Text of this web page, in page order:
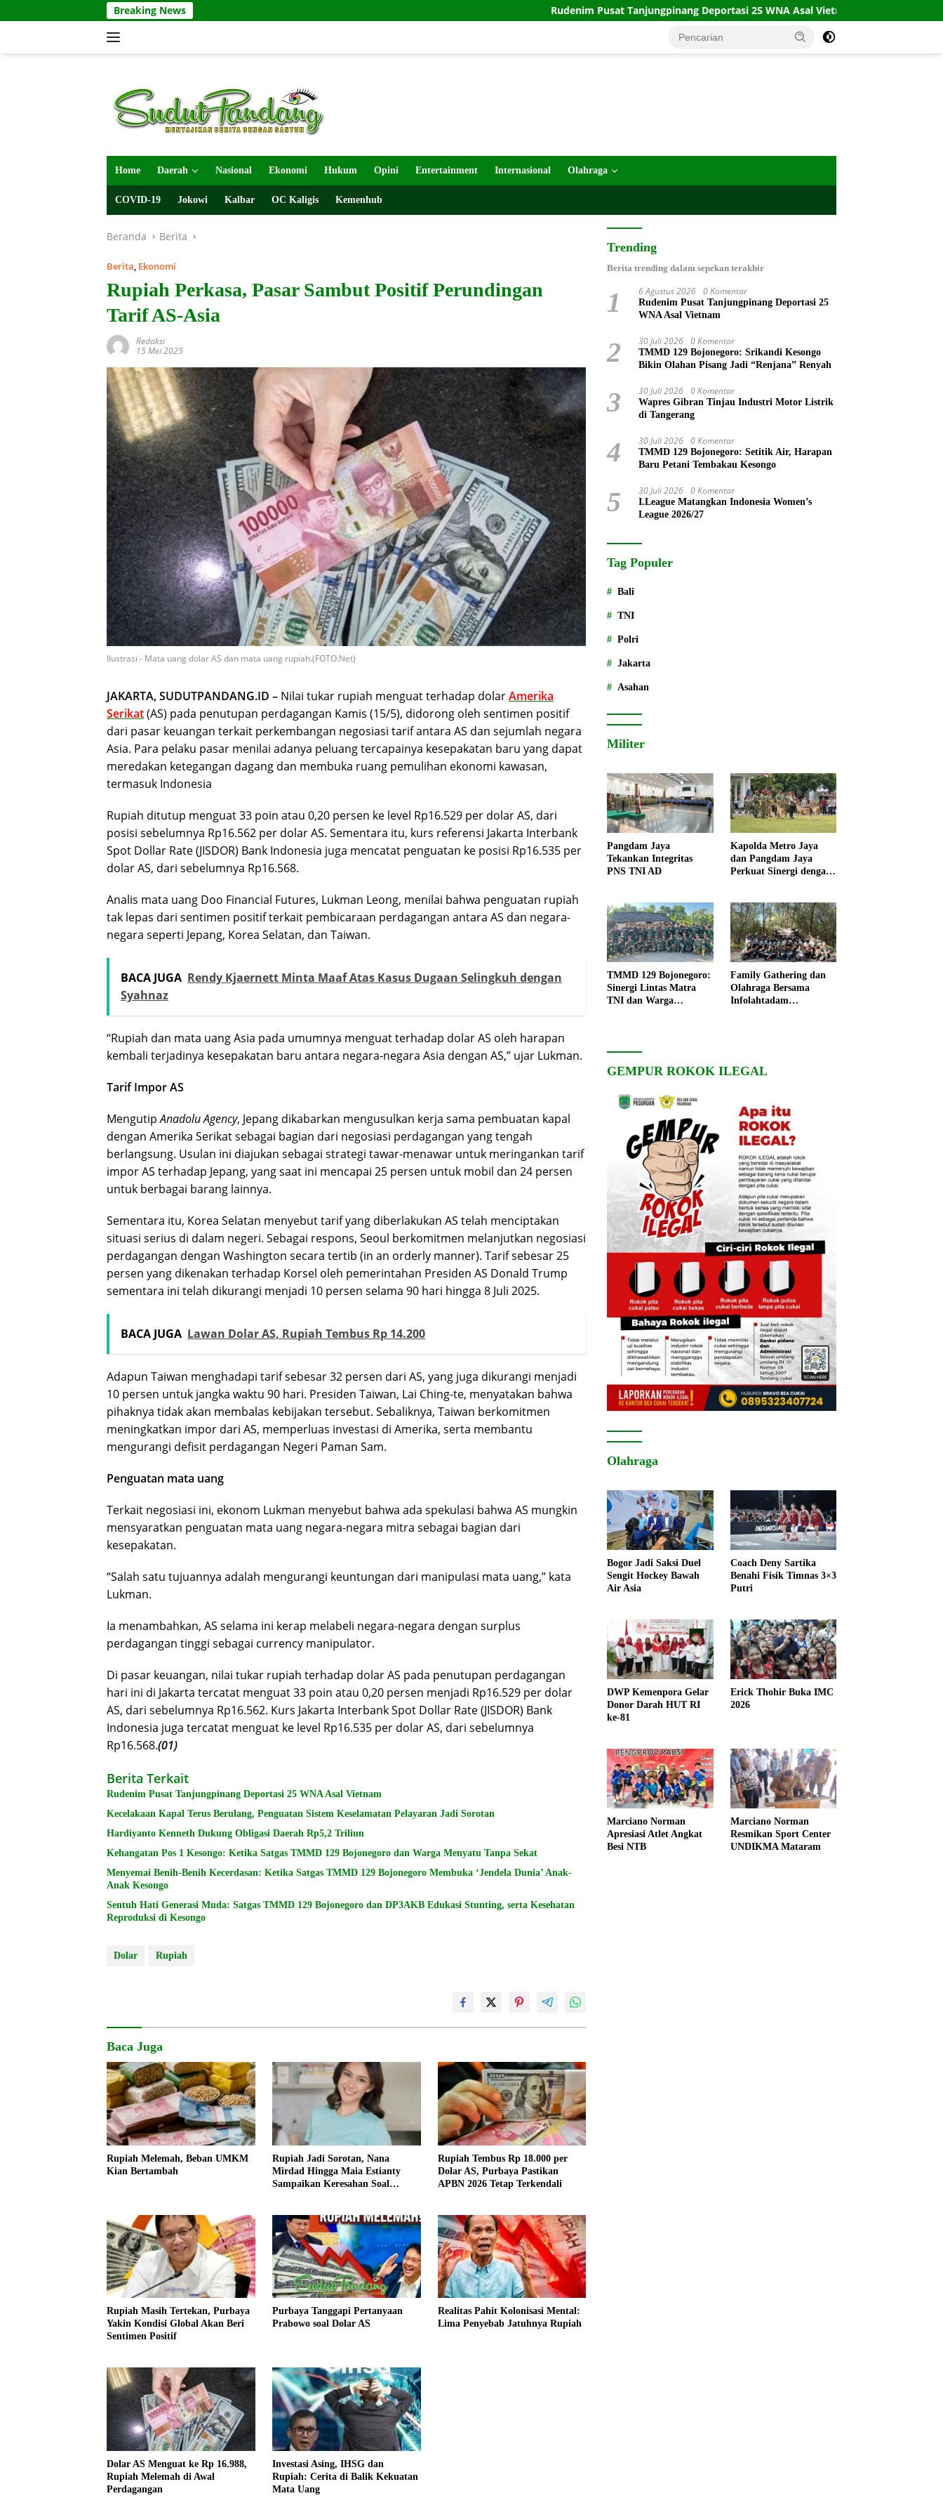
ke
Breaking News Rudenim Pusat Tanjungpinang Deportasi 25 WNA Asal Vietnam Kecelakaan Kapal Terus
Home Daerah Nasional Ekonomi Hukum Opini Entertainment Internasional Olahraga
COVID-19 Jokowi Kalbar OC Kaligis Kemenhub
Beranda Berita
Berita, Ekonomi
Rupiah Perkasa, Pasar Sambut Positif Perundingan
Tarif AS-Asia
Redaksi
15 Mei 2025
Ilustrasi - Mata uang dolar AS dan mata uang rupiah.(FOTO:Net)
JAKARTA, SUDUTPANDANG.ID – Nilai tukar rupiah menguat terhadap dolarAmerika
Serikat(AS) pada penutupan perdagangan Kamis (15/5), didorong oleh sentimen positif
dari pasar keuangan terkait perkembangan negosiasi tarif antara AS dan sejumlah negara
Asia. Para pelaku pasar menilai adanya peluang tercapainya kesepakatan baru yang dapat
meredakan ketegangan dagang dan membuka ruang pemulihan ekonomi kawasan,
termasuk Indonesia
Rupiah ditutup menguat 33 poin atau 0,20 persen ke level Rp16.529 per dolar AS, dari
posisi sebelumnya Rp16.562 per dolar AS. Sementara itu, kurs referensi Jakarta Interbank
Spot Dollar Rate (JISDOR) Bank Indonesia juga mencatat penguatan ke posisi Rp16.535 per
dolar AS, dari sebelumnya Rp16.568.
Analis mata uang Doo Financial Futures, Lukman Leong, menilai bahwa penguatan rupiah
tak lepas dari sentimen positif terkait pembicaraan perdagangan antara AS dan negara-
negara seperti Jepang, Korea Selatan, dan Taiwan.
BACA JUGA Rendy Kjaernett Minta Maaf Atas Kasus Dugaan Selingkuh dengan
Syahnaz
“Rupiah dan mata uang Asia pada umumnya menguat terhadap dolar AS oleh harapan
kembali terjadinya kesepakatan baru antara negara-negara Asia dengan AS,” ujar Lukman.
Tarif Impor AS
MengutipAnadolu Agency, Jepang dikabarkan mengusulkan kerja sama pembuatan kapal
dengan Amerika Serikat sebagai bagian dari negosiasi perdagangan yang tengah
berlangsung. Usulan ini diajukan sebagai strategi tawar-menawar untuk meringankan tarif
impor AS terhadap Jepang, yang saat ini mencapai 25 persen untuk mobil dan 24 persen
untuk berbagai barang lainnya.
Sementara itu, Korea Selatan menyebut tarif yang diberlakukan AS telah menciptakan
situasi serius di dalam negeri. Sebagai respons, Seoul berkomitmen melanjutkan negosiasi
perdagangan dengan Washington secara tertib (in an orderly manner). Tarif sebesar 25
persen yang dikenakan terhadap Korsel oleh pemerintahan Presiden AS Donald Trump
sementara ini telah dikurangi menjadi 10 persen selama 90 hari hingga 8 Juli 2025.
BACA JUGA Lawan Dolar AS, Rupiah Tembus Rp 14.200
Adapun Taiwan menghadapi tarif sebesar 32 persen dari AS, yang juga dikurangi menjadi
10 persen untuk jangka waktu 90 hari. Presiden Taiwan, Lai Ching-te, menyatakan bahwa
pihaknya tidak akan membalas kebijakan tersebut. Sebaliknya, Taiwan berkomitmen
meningkatkan impor dari AS, memperluas investasi di Amerika, serta membantu
mengurangi defisit perdagangan Negeri Paman Sam.
Penguatan mata uang
Terkait negosiasi ini, ekonom Lukman menyebut bahwa ada spekulasi bahwa AS mungkin
mensyaratkan penguatan mata uang negara-negara mitra sebagai bagian dari
kesepakatan.
“Salah satu tujuannya adalah mengurangi keuntungan dari manipulasi mata uang,” kata
Lukman.
Ia menambahkan, AS selama ini kerap melabeli negara-negara dengan surplus
perdagangan tinggi sebagai currency manipulator.
Di pasar keuangan, nilai tukar rupiah terhadap dolar AS pada penutupan perdagangan
hari ini di Jakarta tercatat menguat 33 poin atau 0,20 persen menjadi Rp16.529 per dolar
AS, dari sebelumnya Rp16.562. Kurs Jakarta Interbank Spot Dollar Rate (JISDOR) Bank
Indonesia juga tercatat menguat ke level Rp16.535 per dolar AS, dari sebelumnya
Rp16.568.(01)
Berita Terkait
Rudenim Pusat Tanjungpinang Deportasi 25 WNA Asal Vietnam
Kecelakaan Kapal Terus Berulang, Penguatan Sistem Keselamatan Pelayaran Jadi Sorotan
Hardiyanto Kenneth Dukung Obligasi Daerah Rp5,2 Triliun
Kehangatan Pos 1 Kesongo: Ketika Satgas TMMD 129 Bojonegoro dan Warga Menyatu Tanpa Sekat
Menyemai Benih-Benih Kecerdasan: Ketika Satgas TMMD 129 Bojonegoro Membuka ‘Jendela Dunia’ Anak-
Anak Kesongo
Sentuh Hati Generasi Muda: Satgas TMMD 129 Bojonegoro dan DP3AKB Edukasi Stunting, serta Kesehatan
Reproduksi di Kesongo
Dolar Rupiah
Baca Juga
Rupiah Melemah, Beban UMKM
Kian Bertambah
Rupiah Jadi Sorotan, Nana
Mirdad Hingga Maia Estianty
Sampaikan Keresahan Soal
Rupiah Tembus Rp 18.000 per
Dolar AS, Purbaya Pastikan
APBN 2026 Tetap Terkendali
Rupiah Masih Tertekan, Purbaya
Yakin Kondisi Global Akan Beri
Sentimen Positif
Purbaya Tanggapi Pertanyaan
Prabowo soal Dolar AS
Realitas Pahit Kolonisasi Mental:
Lima Penyebab Jatuhnya Rupiah
Dolar AS Menguat ke Rp 16.988,
Rupiah Melemah di Awal
Perdagangan
Investasi Asing, IHSG dan
Rupiah: Cerita di Balik Kekuatan
Mata Uang
Trending
Berita trending dalam sepekan terakhir
1 6 Agustus 2026 0 Komentar
Rudenim Pusat Tanjungpinang Deportasi 25
WNA Asal Vietnam
2 30 Juli 2026 0 Komentar
TMMD 129 Bojonegoro: Srikandi Kesongo
Bikin Olahan Pisang Jadi “Renjana” Renyah
3 30 Juli 2026 0 Komentar
Wapres Gibran Tinjau Industri Motor Listrik
di Tangerang
4 30 Juli 2026 0 Komentar
TMMD 129 Bojonegoro: Setitik Air, Harapan
Baru Petani Tembakau Kesongo
5 30 Juli 2026 0 Komentar
I.League Matangkan Indonesia Women’s
League 2026/27
Tag Populer
Bali
TNI
Polri
Jakarta
Asahan
Militer
Pangdam Jaya
Tekankan Integritas
PNS TNI AD
Kapolda Metro Jaya
dan Pangdam Jaya
Perkuat Sinergi dengan
TMMD 129 Bojonegoro:
Sinergi Lintas Matra
TNI dan Warga
Family Gathering dan
Olahraga Bersama
Infolahtadam
GEMPUR ROKOK ILEGAL
Olahraga
Bogor Jadi Saksi Duel
Sengit Hockey Bawah
Air Asia
Coach Deny Sartika
Benahi Fisik Timnas 3×3
Putri
DWP Kemenpora Gelar
Donor Darah HUT RI
ke-81
Erick Thohir Buka IMC
2026
Marciano Norman
Apresiasi Atlet Angkat
Besi NTB
Marciano Norman
Resmikan Sport Center
UNDIKMA Mataram